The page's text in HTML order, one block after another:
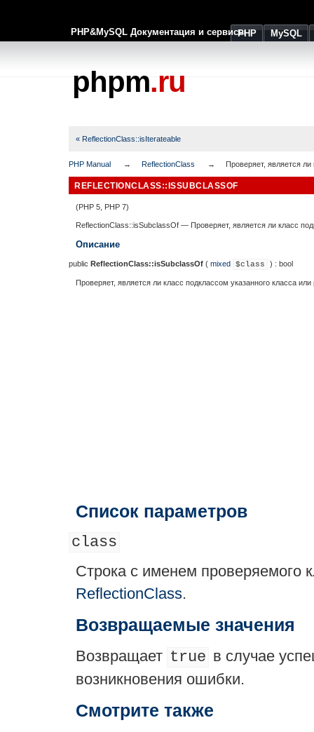
PHP&MySQL Документация и сервисыPHP MySQL
phpm.ru
« ReflectionClass::isIterateable
PHP Manual ReflectionClass Проверяет, является
REFLECTIONCLASS::ISSUBCLASSOF
(PHP 5, PHP 7)
ReflectionClass::isSubclassOf — Проверяет, является ли класс
Описание
public ReflectionClass::isSubclassOf ( mixed $class ) : bool
Проверяет, является ли класс подклассом указанного класса
Список параметров
class
Строка с именем проверяемого
ReflectionClass.
Возвращаемые значения
Возвращает true в случае
возникновения ошибки.
Смотрите также